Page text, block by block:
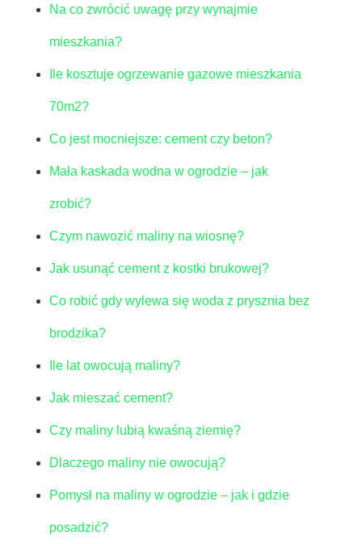
Na co zwrócić uwagę przy wynajmie
mieszkania?
Ile kosztuje ogrzewanie gazowe mieszkania
70m2?
Co jest mocniejsze: cement czy beton?
Mała kaskada wodna w ogrodzie – jak
zrobić?
Czym nawozić maliny na wiosnę?
Jak usunąć cement z kostki brukowej?
Co robić gdy wylewa się woda z prysznia bez
brodzika?
Ile lat owocują maliny?
Jak mieszać cement?
Czy maliny lubią kwaśną ziemię?
Dlaczego maliny nie owocują?
Pomysł na maliny w ogrodzie – jak i gdzie
posadzić?